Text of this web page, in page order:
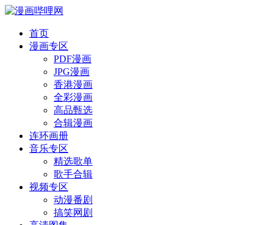
首页
漫画专区
PDF漫画
JPG漫画
香港漫画
全彩漫画
高品甄选
合辑漫画
连环画册
音乐专区
精选歌单
歌手合辑
视频专区
动漫番剧
搞笑网剧